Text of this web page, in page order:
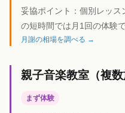
妥協ポイント： 個別レッス
の短時間では月1回の体験
月謝の相場を調べる →
親子音楽教室（複数
まず体験